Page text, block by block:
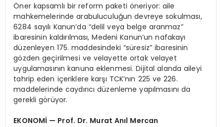
Öner kapsamlı bir reform paketi öneriyor: aile
mahkemelerinde arabuluculuğun devreye sokulması,
6284 sayılı Kanun’da “delil veya belge aranmaz”
ibaresinin kaldırılması, Medeni Kanun’un nafakayı
düzenleyen 175. maddesindeki “süresiz” ibaresinin
gözden geçirilmesi ve velayette ortak velayet
uygulamasının kanuna eklenmesi. Dijital alanda aileyi
tahrip eden içeriklere karşı TCK’nın 225 ve 226.
maddelerinde caydırıcı düzenleme yapılmasını da
gerekli görüyor.
EKONOMİ — Prof. Dr. Murat Anıl Mercan